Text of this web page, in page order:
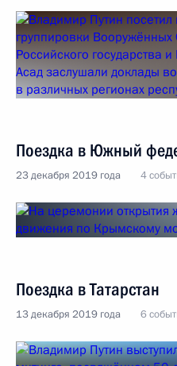
Поездка в Южный
23 декабря 2019 года 4
Поездка в Татарстан
13 декабря 2019 года 6